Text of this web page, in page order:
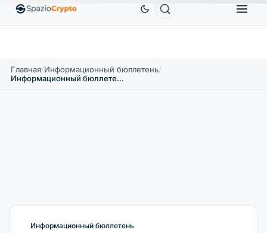
EthereumETH1 880,58 $ Tether USDT BNB
Главная/Информационный бюллетень/
Информационный бюллетень #66
Информационный бюллетень